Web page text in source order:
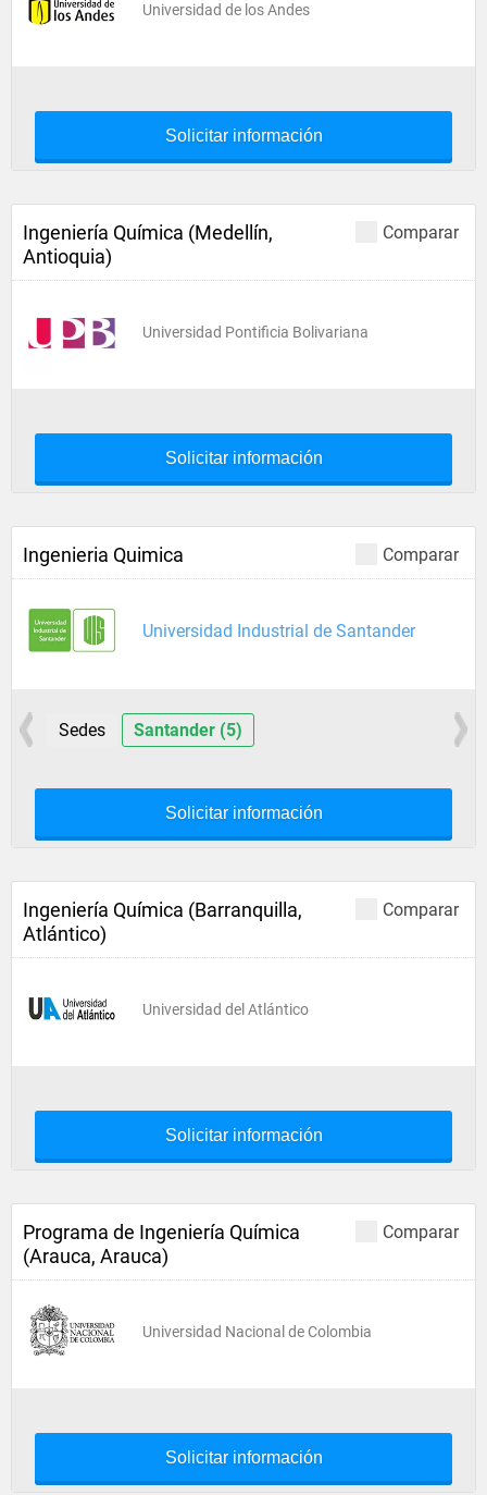
Universidad de los Andes
Solicitar información
Comparar
Ingeniería Química (Medellín,
Antioquia)
Universidad Pontificia Bolivariana
Solicitar información
Comparar
Ingenieria Quimica
Universidad Industrial de Santander
Sedes Santander (5)
Solicitar información
Comparar
Ingeniería Química (Barranquilla,
Atlántico)
Universidad del Atlántico
Solicitar información
Comparar
Programa de Ingeniería Química
(Arauca, Arauca)
Universidad Nacional de Colombia
Solicitar información